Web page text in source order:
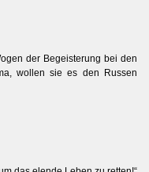
der Begeisterung bei den
wollen sie es den Russen